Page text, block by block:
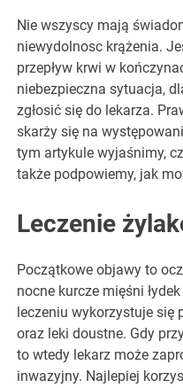
Nie wszyscy mają
niewydolnosc krążenia.
przepływ krwi w
niebezpieczna sytuacja,
zgłosić się do lekarza.
skarży się na
tym artykule wyjaśnimy,
także podpowiemy, jak
Leczenie
Początkowe objawy to
nocne kurcze mięśni
leczeniu wykorzystuje się
oraz leki doustne. Gdy
to wtedy lekarz może
inwazyjny. Najlepiej